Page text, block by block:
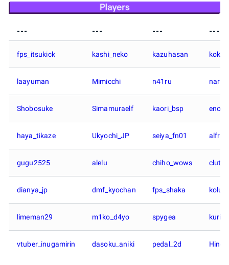
--- --- --- ---
fps_itsukick kashi_neko kazuhasan
laayuman Mimicchi n41ru
Shobosuke Simamuraelf kaori_bsp
haya_tikaze Ukyochi_JP seiya_fn01 alfrea
gugu2525 alelu chiho_wows
dianya_jp dmf_kyochan fps_shaka
limeman29 m1ko_d4yo spygea
vtuber_inugamirin dasoku_aniki pedal_2d